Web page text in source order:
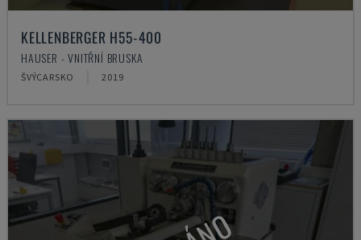
KELLENBERGER H55-400
HAUSER - VNITŘNÍ BRUSKA
ŠVÝCARSKO 2019